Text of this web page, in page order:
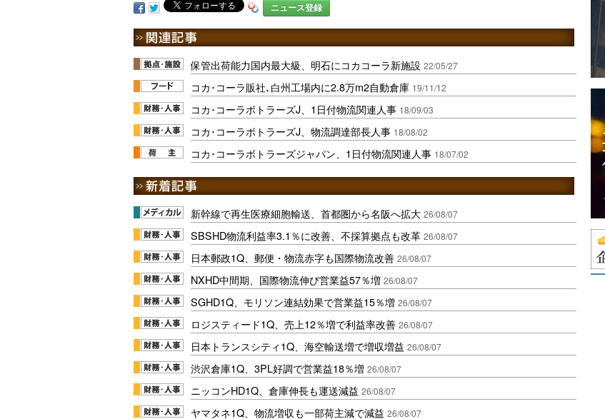
ニュース登録
保管出荷能力国内最大級、明石にコカコーラ新施設 22/05/27
コカ･コーラ販社､白州工場内に2.8万m2自動倉庫 19/11/12
コカ･コーラボトラーズJ、1日付物流関連人事 18/09/03
コカ･コーラボトラーズJ、物流調達部長人事 18/08/02
コカ･コーラボトラーズジャパン、1日付物流関連人事 18/07/02
新幹線で再生医療細胞輸送、首都圏から名阪へ拡大 26/08/07
SBSHD物流利益率3.1％に改善、不採算拠点も改革 26/08/07
日本郵政1Q、郵便・物流赤字も国際物流改善 26/08/07
NXHD中間期、国際物流伸び営業益57％増 26/08/07
SGHD1Q、モリソン連結効果で営業益15％増 26/08/07
ロジスティード1Q、売上12％増で利益率改善 26/08/07
日本トランスシティ1Q、海空輸送増で増収増益 26/08/07
渋沢倉庫1Q、3PL好調で営業益18％増 26/08/07
ニッコンHD1Q、倉庫伸長も運送減益 26/08/07
ヤマタネ1Q、物流増収も一部荷主減で減益 26/08/07